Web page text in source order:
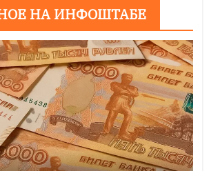
НА ИНФОШТАБЕ